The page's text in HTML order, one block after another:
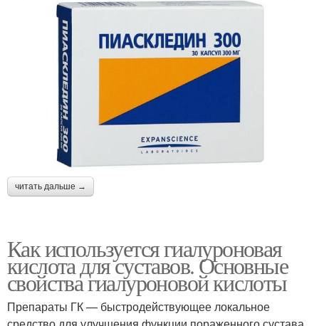
читать дальше →
Как используется гиалуроновая
кислота для суставов. Основные
свойства гиалуроновой кислоты
Препараты ГК — быстродействующее локальное